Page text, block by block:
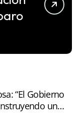
“El Gobierno
un